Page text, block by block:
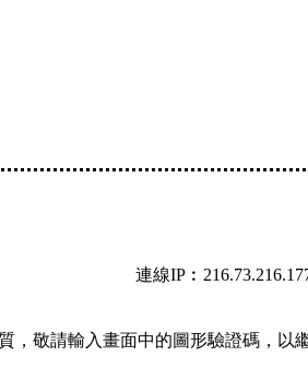
連線
，敬請輸入畫面中的圖形驗證碼，以